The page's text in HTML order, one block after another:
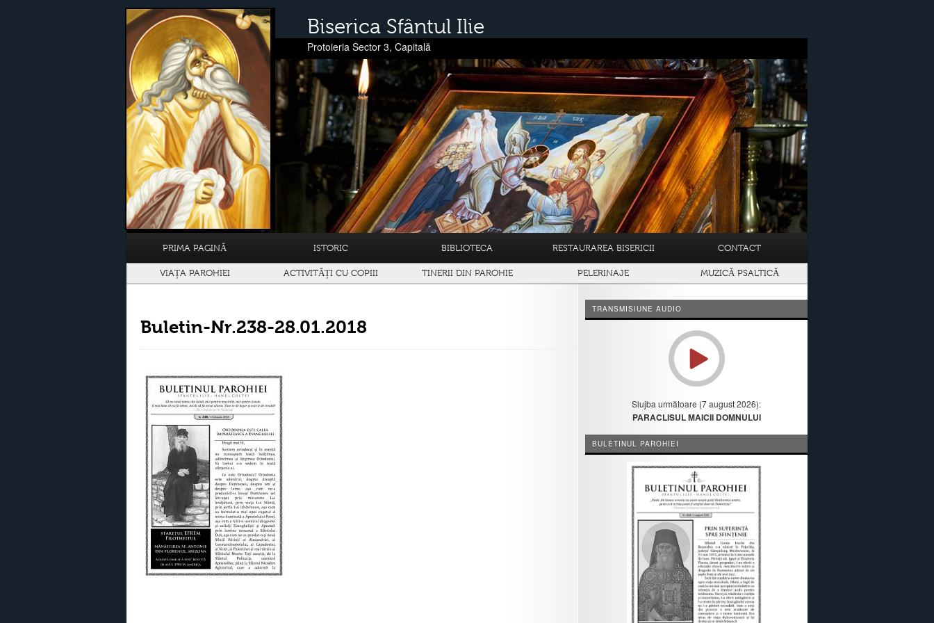
Biserica Sfântul Ilie
Protoieria Sector 3, Capitală
PRIMA PAGINĂ ISTORIC BIBLIOTECA RESTAURAREA BISERICII CONTACT
VIAȚA PAROHIEI ACTIVITĂȚI CU COPIII TINERII DIN PAROHIE PELERINAJE MUZICĂ PSALTICĂ
Buletin-Nr.238-28.01.2018
TRANSMISIUNE AUDIO
Slujba următoare (7 august 2026):
PARACLISUL MAICII DOMNULUI
BULETINUL PAROHIEI